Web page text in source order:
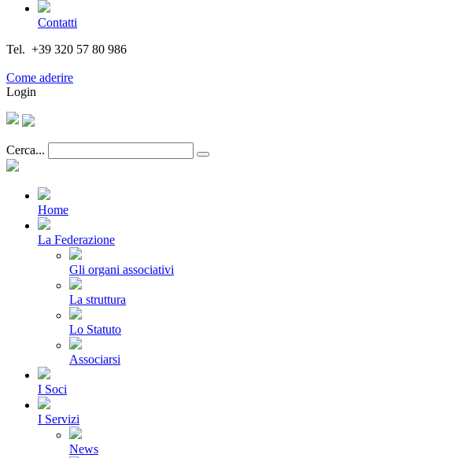
Contatti
Tel. +39 320 57 80 986
Come aderire
Login
Cerca...
Home
La Federazione
Gli organi associativi
La struttura
Lo Statuto
Associarsi
I Soci
I Servizi
News